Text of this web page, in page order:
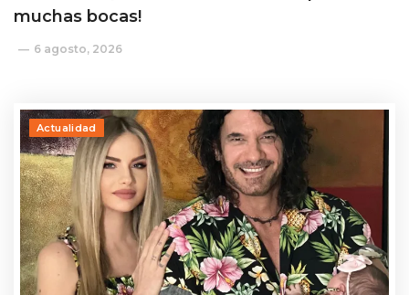
muchas bocas!
6 agosto, 2026
Actualidad